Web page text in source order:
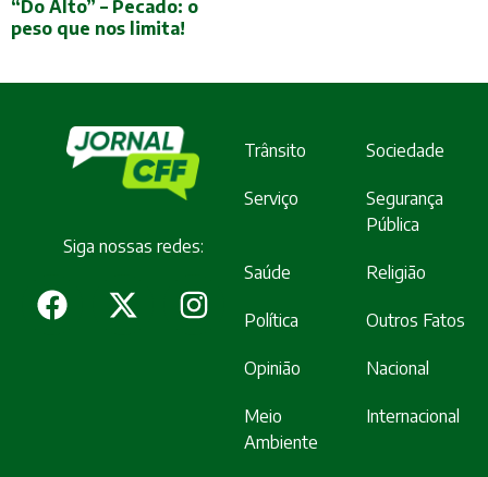
“Do Alto” – Pecado: o
peso que nos limita!
Siga nossas redes:
Trânsito Sociedade
Serviço
Segurança
Pública
Saúde Religião
Política Outros Fatos
Opinião Nacional
Meio
Ambiente
Internacional